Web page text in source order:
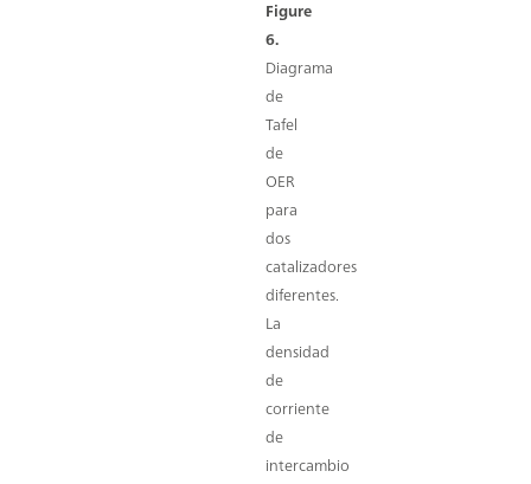
Figure
6.
Diagrama
de
Tafel
de
OER
para
dos
catalizadores
diferentes.
La
densidad
de
corriente
de
intercambio